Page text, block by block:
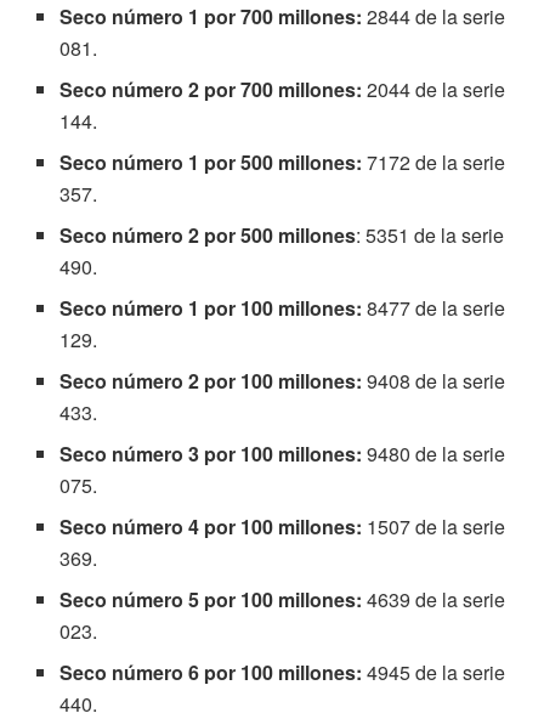
Seco número 1 por 700 millones:2844 de la serie
081.
Seco número 2 por 700 millones: 2044 de la serie
144.
Seco número 1 por 500 millones:7172 de la serie
357.
Seco número 2 por 500 millones: 5351 de la serie
490.
Seco número 1 por 100 millones:8477 de la serie
129.
Seco número 2 por 100 millones:9408 de la serie
433.
Seco número 3 por 100 millones:9480 de la serie
075.
Seco número 4 por 100 millones: 1507 de la serie
369.
Seco número 5 por 100 millones:4639 de la serie
023.
Seco número 6 por 100 millones:4945 de la serie
440.